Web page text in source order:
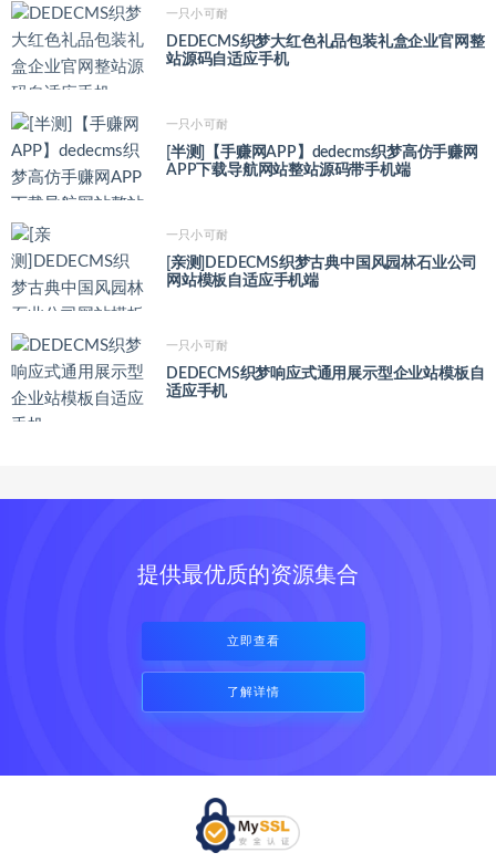
一只小可耐
DEDECMS织梦大红色礼品包装礼盒企业官网整
站源码自适应手机
一只小可耐
[半测]【手赚网APP】dedecms织梦高仿手赚网
APP下载导航网站整站源码带手机端
一只小可耐
[亲测]DEDECMS织梦古典中国风园林石业公司
网站模板自适应手机端
一只小可耐
DEDECMS织梦响应式通用展示型企业站模板自
适应手机
提供最优质的资源集合
立即查看
了解详情